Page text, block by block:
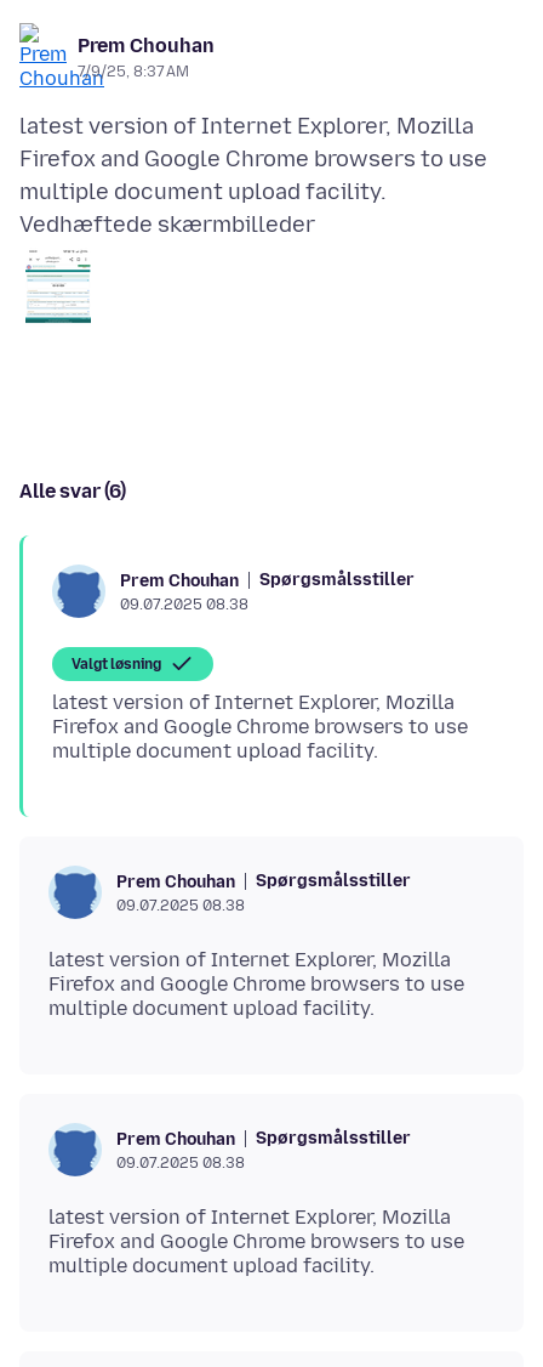
Prem Chouhan
7/9/25, 8:37 AM
latest version of Internet Explorer, Mozilla
Firefox and Google Chrome browsers to use
Vedhæftede skærmbilleder
Alle svar (6)
Prem Chouhan Spørgsmålsstiller
09.07.2025 08.38
Valgt løsning
latest version of Internet Explorer, Mozilla
Firefox and Google Chrome browsers to use
Prem Chouhan Spørgsmålsstiller
09.07.2025 08.38
latest version of Internet Explorer, Mozilla
Firefox and Google Chrome browsers to use
Prem Chouhan Spørgsmålsstiller
09.07.2025 08.38
latest version of Internet Explorer, Mozilla
Firefox and Google Chrome browsers to use